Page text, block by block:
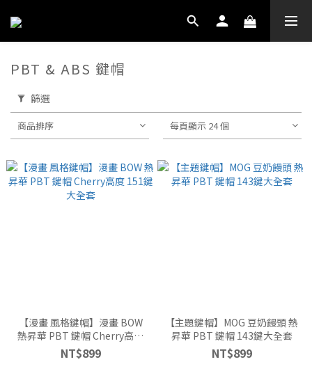
PBT & ABS 鍵帽
篩選
商品排序 每頁顯示 24 個
【漫畫 風格鍵帽】漫畫 BOW
熱昇華 PBT 鍵帽 Cherry高度
151鍵 大全套
NT$899
【主題鍵帽】MOG 豆奶饅頭 熱
昇華 PBT 鍵帽 143鍵大全套
NT$899